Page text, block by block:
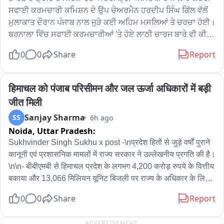
ਸਫਾਈ ਕਰਮਚਾਰੀ ਕਮਿਸ਼ਨ ਦੇ ਉਪ ਚੇਅਰਮੈਨ ਹਰਦੀਪ ਸਿੰਘ ਗਿੱਲ ਵੱਲੋਂ
ਮੁਲਾਕਾਤ ਦੌਰਾਨ ਪੰਜਾਬ ਨਾਲ ਜੁੜੇ ਕਈ ਅਹਿਮ ਮਸਲਿਆਂ ਤੇ ਚਰਚਾ ਹੋਈ।
ਬਰਨਾਲਾ ਵਿੱਚ ਸਫਾਈ ਕਰਮਚਾਰੀਆਂ 'ਤੇ ਹੋਏ ਲਾਠੀ ਚਾਰਜ ਬਾਰੇ ਵੀ ਕੀਤੀ
ਗੱਲਬਾਤ。
0 0 Share Report
हिमाचल को पंजाब परिसीमन और जल ऊर्जा अधिकारों में बड़ी
जीत मिली
SS Sanjay Sharma 6h ago
Noida, Uttar Pradesh:
Sukhvinder Singh Sukhu x post -\nप्रदेश हितों से जुड़े वर्षों पुराने
कानूनी एवं प्रशासनिक मामलों में राज्य सरकार ने उल्लेखनीय प्रगति की है।
\n\n- बीबीएमबी से हिमाचल प्रदेश के लगभग 4,200 करोड़ रुपये के वित्तीय
बकाया और 13,066 मिलियन यूनिट बिजली पर राज्य के अधिकार के लिए
लगभग 15 वर्ष पुराने निर्णय के बावजूद प्रदेश को अब तक उसका पूरा
0 0 Share Report